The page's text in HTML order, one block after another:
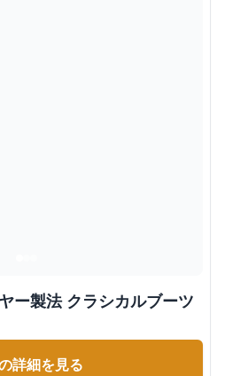
ー製法 クラシカルブーツ
詳細を見る